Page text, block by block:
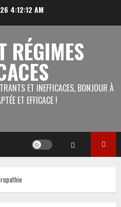
4:12:13 AM
RÉGIMES
ET INEFFICACES, BONJOUR À
ET EFFICACE !